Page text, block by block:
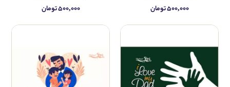
۵۰۰,۰۰۰ تومان ۵۰۰,۰۰۰ تومان